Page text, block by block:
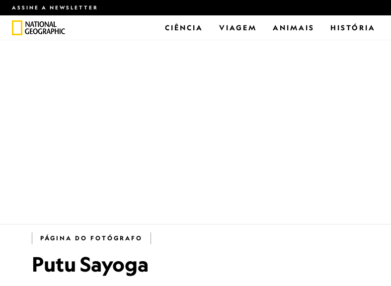
ASSINE A NEWSLETTER
CIÊNCIA VIAGEM ANIMAIS HISTÓRIA
PÁGINA DO FOTÓGRAFO
Putu Sayoga